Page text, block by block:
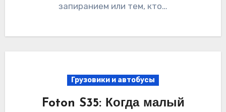
запиранием или тем, кто…
Грузовики и автобусы
Foton S35: Когда малый